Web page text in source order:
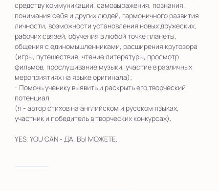
средству коммуникации, самовыражения, познания,
понимания себя и других людей, гармоничного развития
личности, возможности установления новых дружеских,
рабочих связей, обучения в любой точке планеты,
общения с единомышленниками, расширения кругозора
(игры, путешествия, чтение литературы, просмотр
фильмов, прослушивание музыки, участие в различных
мероприятиях на языке оригинала);
- Помочь ученику выявить и раскрыть его творческий
потенциал
(я - автор стихов на английском и русском языках,
участник и победитель в творческих конкурсах).
YES, YOU CAN - ДА, ВЫ МОЖЕТЕ.